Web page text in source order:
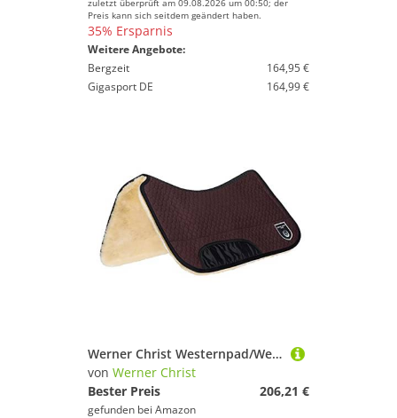
zuletzt überprüft am 09.08.2026 um 00:50; der
Preis kann sich seitdem geändert haben.
35% Ersparnis
Weitere Angebote:
Bergzeit
164,95 €
Gigasport DE
164,99 €
Werner Christ Westernpad/Western-Satteldecke Westernsattelpad aus echtem Lammfell (20 mm Wollhöhe), Einschubtaschen (ohne Polster), in braun, Gr.: 75x75 cm
von Werner Christ
Bester Preis
206,21 €
gefunden bei Amazon